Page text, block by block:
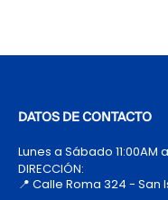
DATOS DE CONTACTO
Lunes a Sábado 11:00AM
DIRECCIÓN:
📍 Calle Roma 324 -